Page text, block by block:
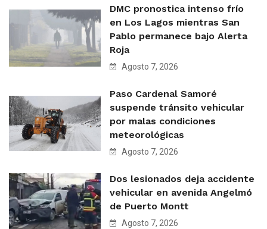
DMC pronostica intenso frío
en Los Lagos mientras San
Pablo permanece bajo Alerta
Roja
Agosto 7, 2026
Paso Cardenal Samoré
suspende tránsito vehicular
por malas condiciones
meteorológicas
Agosto 7, 2026
Dos lesionados deja accidente
vehicular en avenida Angelmó
de Puerto Montt
Agosto 7, 2026